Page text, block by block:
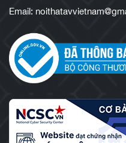
Email: